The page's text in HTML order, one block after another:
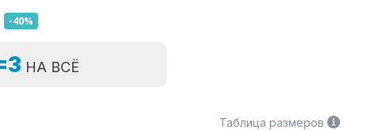
-40%
НА ВСЁ
Таблица размеров